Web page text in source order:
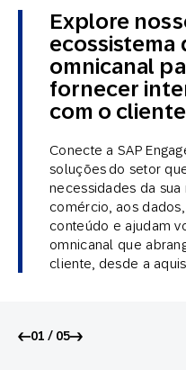
Explore
ecossistema
omnicanal
fornecer
com o cliente
Conecte a SAP
soluções do setor
necessidades da
comércio, aos
conteúdo e ajudam
omnicanal que
cliente, desde a
01 / 05